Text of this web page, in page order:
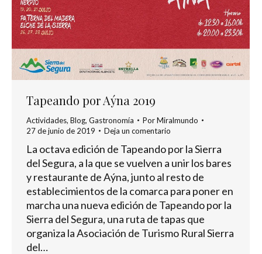
Tapeando por Aýna 2019
Actividades, Blog, Gastronomía PorMiralmundo
27 de junio de 2019
Deja un comentario
La octava edición de Tapeando por la Sierra
del Segura, a la que se vuelven a unir los bares
y restaurante de Aýna, junto al resto de
establecimientos de la comarca para poner en
marcha una nueva edición de Tapeando por la
Sierra del Segura, una ruta de tapas que
organiza la Asociación de Turismo Rural Sierra
del…